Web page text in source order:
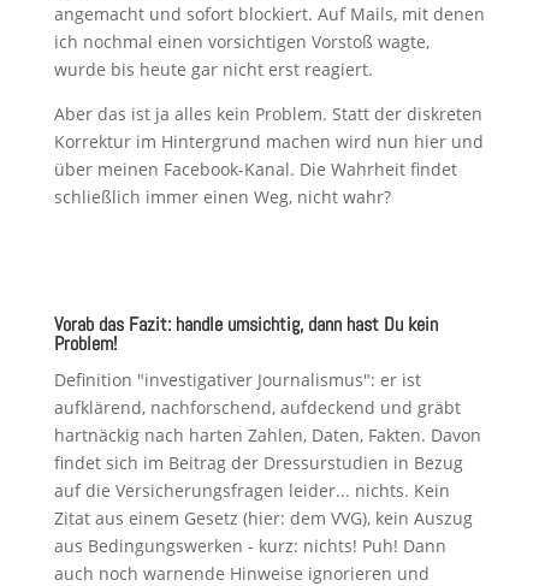
angemacht und sofort blockiert. Auf Mails, mit denen
ich nochmal einen vorsichtigen Vorstoß wagte,
wurde bis heute gar nicht erst reagiert.
Aber das ist ja alles kein Problem. Statt der diskreten
Korrektur im Hintergrund machen wird nun hier und
über meinen Facebook-Kanal. Die Wahrheit findet
schließlich immer einen Weg, nicht wahr?
Vorab das Fazit: handle umsichtig, dann hast Du kein
Problem!
Definition "investigativer Journalismus": er ist
aufklärend, nachforschend, aufdeckend und gräbt
hartnäckig nach harten Zahlen, Daten, Fakten. Davon
findet sich im Beitrag der Dressurstudien in Bezug
auf die Versicherungsfragen leider... nichts. Kein
Zitat aus einem Gesetz (hier: dem VVG), kein Auszug
aus Bedingungswerken - kurz: nichts! Puh! Dann
auch noch warnende Hinweise ignorieren und